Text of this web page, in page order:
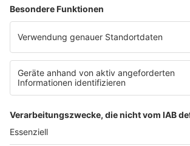
Eisbären
Berliner Rundfunk 91.4
94,3 RS2
KISS FM